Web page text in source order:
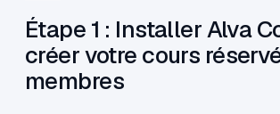
Étape 1 : Installer Alva
créer votre cours
membres